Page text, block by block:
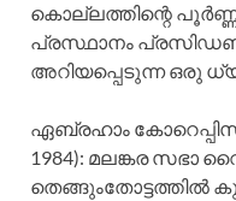
കൊല്ലത്തിന്റെ
പ്രസ്ഥാനം
അറിയപ്പെടുന്ന ഒരു
ഏബ്രഹാം
1984): മലങ്കര സഭാ
തെങ്ങുംതോട്ടത്തില്‍